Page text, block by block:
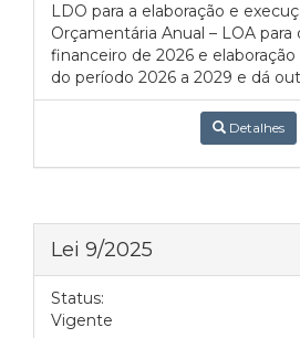
LDO para a elaboração e
Orçamentária Anual – LOA para
financeiro de 2026 e
do período 2026 a 2029 e dá
Detalhes
Lei 9/2025
Status:
Vigente